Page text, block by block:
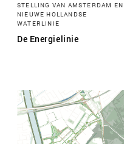
STELLING VAN AMSTERDAM EN
NIEUWE HOLLANDSE
WATERLINIE
De Energielinie